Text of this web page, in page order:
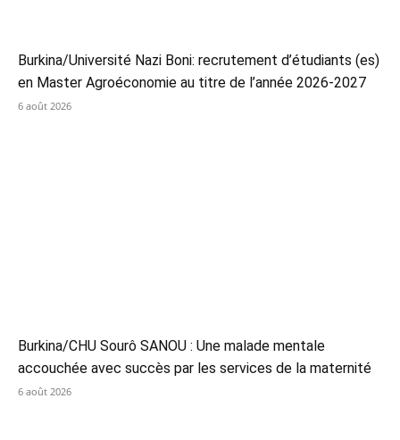
Burkina/Université Nazi Boni: recrutement d’étudiants (es)
en Master Agroéconomie au titre de l’année 2026-2027
6 août 2026
Burkina/CHU Sourô SANOU : Une malade mentale
accouchée avec succès par les services de la maternité
6 août 2026